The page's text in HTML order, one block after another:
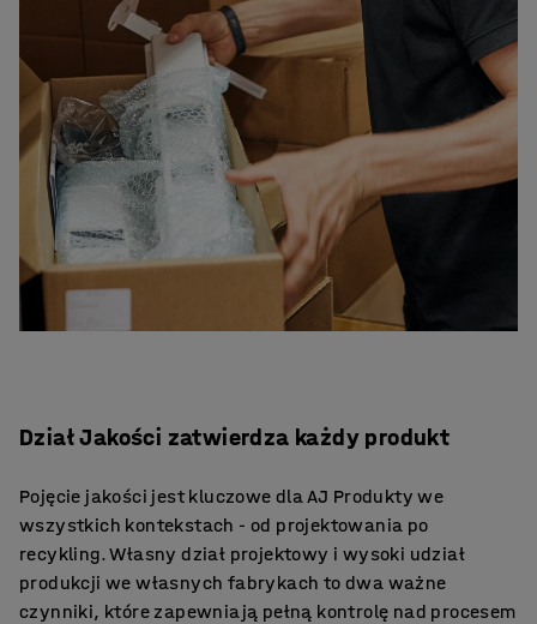
Dział Jakości zatwierdza każdy produkt
Pojęcie jakości jest kluczowe dla AJ Produkty we
wszystkich kontekstach - od projektowania po
recykling. Własny dział projektowy i wysoki udział
produkcji we własnych fabrykach to dwa ważne
czynniki, które zapewniają pełną kontrolę nad procesem